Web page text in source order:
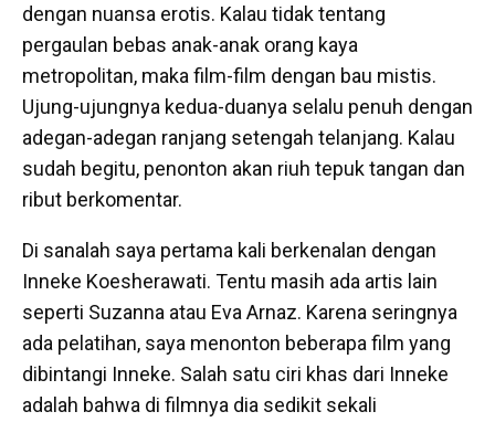
dengan nuansa erotis. Kalau tidak tentang
pergaulan bebas anak-anak orang kaya
metropolitan, maka film-film dengan bau mistis.
Ujung-ujungnya kedua-duanya selalu penuh dengan
adegan-adegan ranjang setengah telanjang. Kalau
sudah begitu, penonton akan riuh tepuk tangan dan
ribut berkomentar.
Di sanalah saya pertama kali berkenalan dengan
Inneke Koesherawati. Tentu masih ada artis lain
seperti Suzanna atau Eva Arnaz. Karena seringnya
ada pelatihan, saya menonton beberapa film yang
dibintangi Inneke. Salah satu ciri khas dari Inneke
adalah bahwa di filmnya dia sedikit sekali